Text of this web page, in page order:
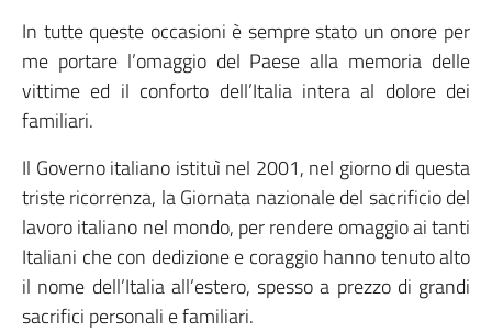
In tutte queste occasioni è sempre stato un onore per
me portare l’omaggio del Paese alla memoria delle
vittime ed il conforto dell’Italia intera al dolore dei
familiari.
Il Governo italiano istituì nel 2001, nel giorno di questa
triste ricorrenza, la Giornata nazionale del sacrificio del
lavoro italiano nel mondo, per rendere omaggio ai tanti
Italiani che con dedizione e coraggio hanno tenuto alto
il nome dell’Italia all’estero, spesso a prezzo di grandi
sacrifici personali e familiari.